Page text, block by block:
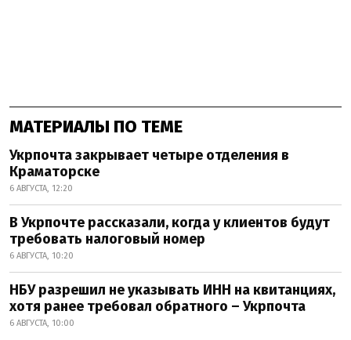
МАТЕРИАЛЫ ПО ТЕМЕ
Укрпочта закрывает четыре отделения в
Краматорске
6 АВГУСТА, 12:20
В Укрпочте рассказали, когда у клиентов будут
требовать налоговый номер
6 АВГУСТА, 10:20
НБУ разрешил не указывать ИНН на квитанциях,
хотя ранее требовал обратного – Укрпочта
6 АВГУСТА, 10:00